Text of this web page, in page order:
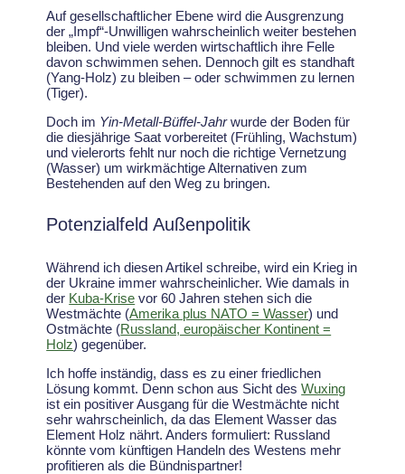
Auf gesellschaftlicher Ebene wird die Ausgrenzung
der „Impf“-Unwilligen wahrscheinlich weiter bestehen
bleiben. Und viele werden wirtschaftlich ihre Felle
davon schwimmen sehen. Dennoch gilt es standhaft
(Yang-Holz) zu bleiben – oder schwimmen zu lernen
(Tiger).
Doch im Yin-Metall-Büffel-Jahrwurde der Boden für
die diesjährige Saat vorbereitet (Frühling, Wachstum)
und vielerorts fehlt nur noch die richtige Vernetzung
(Wasser) um wirkmächtige Alternativen zum
Bestehenden auf den Weg zu bringen.
Potenzialfeld Außenpolitik
Während ich diesen Artikel schreibe, wird ein Krieg in
der Ukraine immer wahrscheinlicher. Wie damals in
der Kuba-Krise vor 60 Jahren stehen sich die
Westmächte (Amerika plus NATO = Wasser) und
Ostmächte (Russland, europäischer Kontinent =
Holz) gegenüber.
Ich hoffe inständig, dass es zu einer friedlichen
Lösung kommt. Denn schon aus Sicht desWuxing
ist ein positiver Ausgang für die Westmächte nicht
sehr wahrscheinlich, da das Element Wasser das
Element Holz nährt. Anders formuliert: Russland
könnte vom künftigen Handeln des Westens mehr
profitieren als die Bündnispartner!